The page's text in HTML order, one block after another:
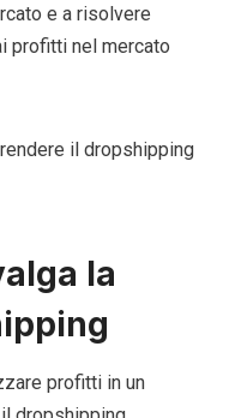
e a risolvere
profitti nel mercato
il dropshipping
la
profitti in un